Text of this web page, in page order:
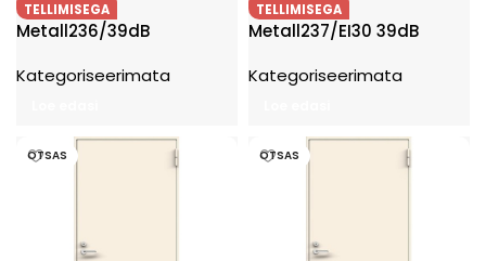
TELLIMISEGA
Metall236/39dB
Kategoriseerimata
TELLIMISEGA
Metall237/EI30 39dB
Kategoriseerimata
OTSAS OTSAS